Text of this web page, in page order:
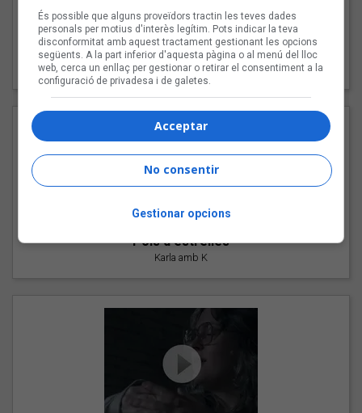
"Les cabres"
94 Rules amb Compte
"Pols d'estrelles"
Karla amb K
És possible que alguns proveïdors tractin les teves dades
personals per motius d'interès legítim. Pots indicar la teva
disconformitat amb aquest tractament gestionant les opcions
següents. A la part inferior d'aquesta pàgina o al menú del lloc
web, cerca un enllaç per gestionar o retirar el consentiment a la
configuració de privadesa i de galetes.
Acceptar
No consentir
Gestionar opcions